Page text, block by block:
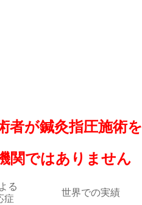
者が鍼灸指圧施術を
関ではありません
る
症
世界での実績